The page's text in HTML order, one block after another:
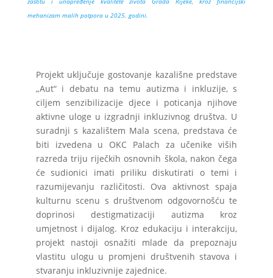
mehanizam malih potpora u 2025. godini.
Projekt uključuje gostovanje kazališne predstave
„Aut“ i debatu na temu autizma i inkluzije, s
ciljem senzibilizacije djece i poticanja njihove
aktivne uloge u izgradnji inkluzivnog društva. U
suradnji s kazalištem Mala scena, predstava će
biti izvedena u OKC Palach za učenike viših
razreda triju riječkih osnovnih škola, nakon čega
će sudionici imati priliku diskutirati o temi i
razumijevanju različitosti. Ova aktivnost spaja
kulturnu scenu s društvenom odgovornošću te
doprinosi destigmatizaciji autizma kroz
umjetnost i dijalog. Kroz edukaciju i interakciju,
projekt nastoji osnažiti mlade da prepoznaju
vlastitu ulogu u promjeni društvenih stavova i
stvaranju inkluzivnije zajednice.